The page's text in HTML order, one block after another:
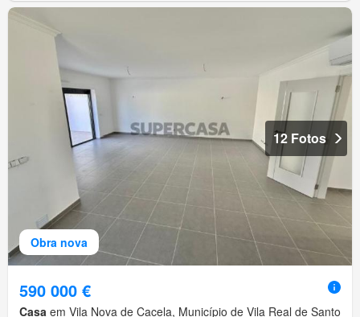
Obra nova
12 Fotos
590 000 €
Casa em Vila Nova de Cacela, Município de Vila Real de Santo